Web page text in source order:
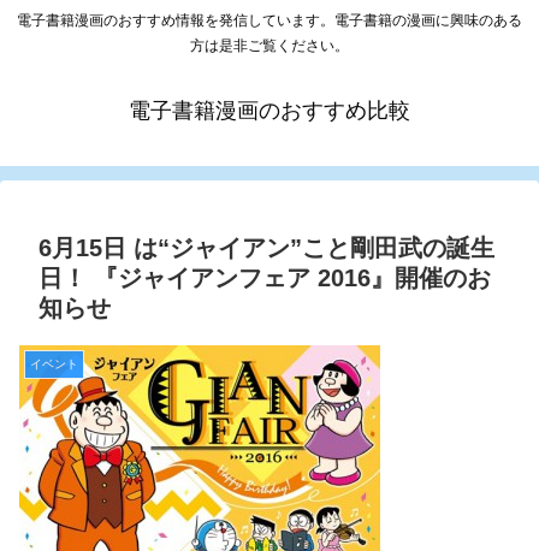
電子書籍漫画のおすすめ情報を発信しています。電子書籍の漫画に興味のある
方は是非ご覧ください。
電子書籍漫画のおすすめ比較
6月15日 は“ジャイアン”こと剛田武の誕生
日！ 『ジャイアンフェア 2016』開催のお
知らせ
イベント